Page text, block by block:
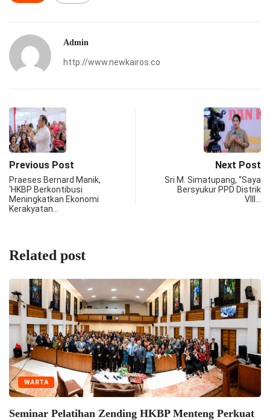
Admin
http://www.newkairos.co
Previous Post
Praeses Bernard Manik,
‘HKBP Berkontibusi
Meningkatkan Ekonomi
Kerakyatan…
Next Post
Sri M. Simatupang, “Saya
Bersyukur PPD Distrik
VIII…
Related post
Perkuat